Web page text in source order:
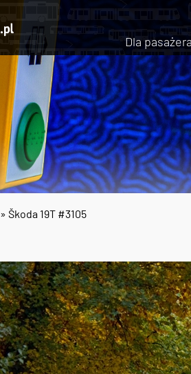
Dla pasażera
» Škoda 19T #3105